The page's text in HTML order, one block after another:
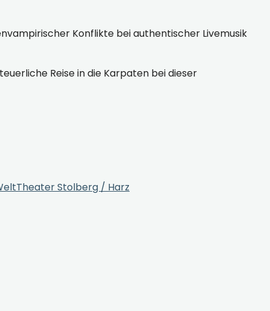
Konflikte bei authentischer Livemusik
Reise in die Karpaten bei dieser
Stolberg / Harz